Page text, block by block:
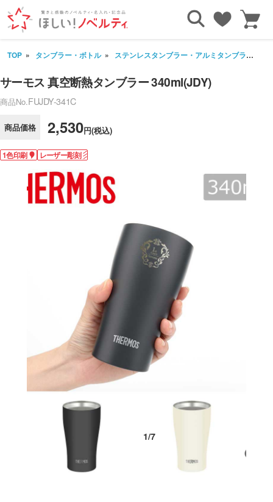
TOP タンブラー・ボトル ステンレスタンブラー・アルミタンブラー
サーモス 真空断熱タンブラー 340ml(JDY)
商品No.FUJDY-341C
商品価格 2,530円(税込)
1色印刷 レーザー彫刻
1/7